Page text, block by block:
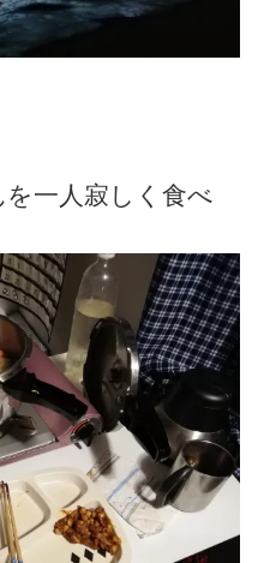
一人寂しく食べ